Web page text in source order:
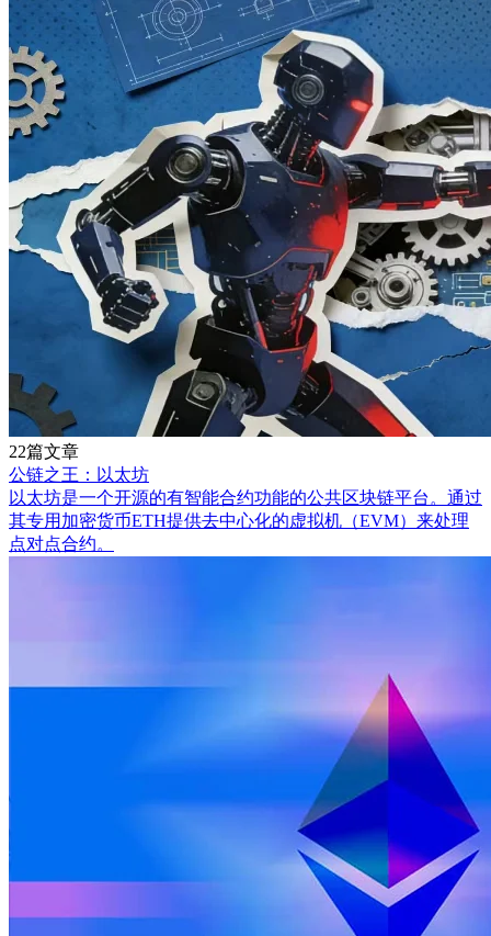
22篇文章
公链之王：以太坊
以太坊是一个开源的有智能合约功能的公共区块链平台。通过
其专用加密货币ETH提供去中心化的虚拟机（EVM）来处理
点对点合约。